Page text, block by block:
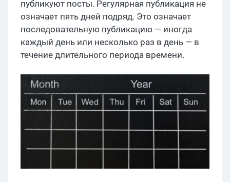
публикуют посты. Регулярная публикация не
означает пять дней подряд. Это означает
последовательную публикацию — иногда
каждый день или несколько раз в день — в
течение длительного периода времени.